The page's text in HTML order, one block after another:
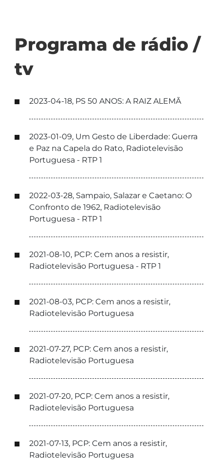
Programa de rádio /
tv
2023-04-18, PS 50 ANOS: A RAIZ ALEMÃ
2023-01-09, Um Gesto de Liberdade: Guerra
e Paz na Capela do Rato, Radiotelevisão
Portuguesa - RTP 1
2022-03-28, Sampaio, Salazar e Caetano: O
Confronto de 1962, Radiotelevisão
Portuguesa - RTP 1
2021-08-10, PCP: Cem anos a resistir,
Radiotelevisão Portuguesa - RTP 1
2021-08-03, PCP: Cem anos a resistir,
Radiotelevisão Portuguesa
2021-07-27, PCP: Cem anos a resistir,
Radiotelevisão Portuguesa
2021-07-20, PCP: Cem anos a resistir,
Radiotelevisão Portuguesa
2021-07-13, PCP: Cem anos a resistir,
Radiotelevisão Portuguesa